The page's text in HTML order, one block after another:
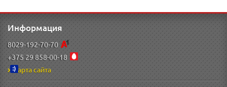
Информация
8029-192-70-70
+375 29 858-00-18
Карта сайта